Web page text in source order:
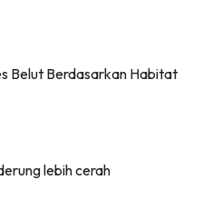
lebih cerah